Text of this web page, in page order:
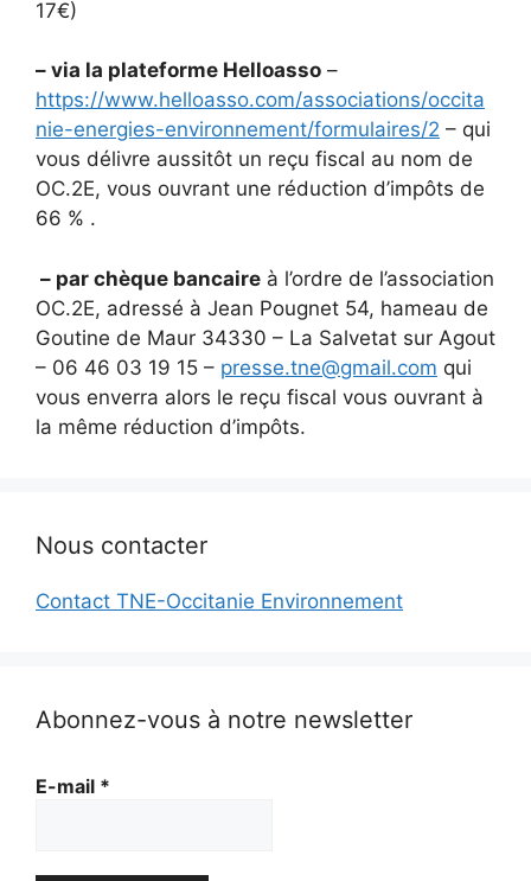
17€)
– via la plateforme Helloasso –
https://www.helloasso.com/associations/occita
nie-energies-environnement/formulaires/2 – qui
vous délivre aussitôt un reçu fiscal au nom de
OC.2E, vous ouvrant une réduction d’impôts de
66 % .
– par chèque bancaire à l’ordre de l’association
OC.2E, adressé à Jean Pougnet 54, hameau de
Goutine de Maur 34330 – La Salvetat sur Agout
– 06 46 03 19 15 – presse.tne@gmail.com qui
vous enverra alors le reçu fiscal vous ouvrant à
la même réduction d’impôts.
Nous contacter
Contact TNE-Occitanie Environnement
Abonnez-vous à notre newsletter
E-mail *